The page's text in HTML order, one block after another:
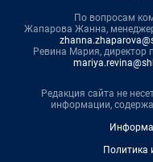
По вопросам
Жапарова Жанна,
Ревина Мария, директор
Редакция сайта не
информации,
Политика